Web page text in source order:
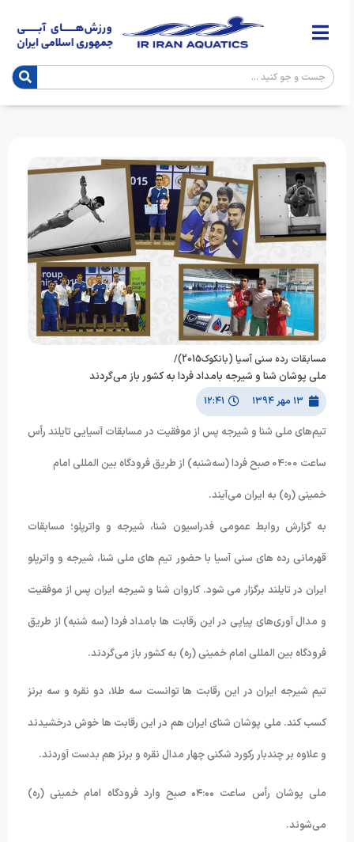
مسابقات رده سنی آسیا (بانکوک2015)/
ملی پوشان شنا و شیرجه بامداد فردا به کشور باز می‌گردند
۱۳ مهر ۱۳۹۴ ۱۲:۴۱
تیم‌های ملی شنا و شیرجه پس از موفقیت در مسابقات آسیایی تایلند رأس
ساعت 04:00 صبح فردا (سه‌شنبه) از طریق فرودگاه بین المللی امام
خمینی (ره) به ایران می‌آیند.
به گزارش روابط عمومی فدراسیون شنا، شیرجه و واترپلو؛ مسابقات
قهرمانی رده های سنی آسیا با حضور تیم های ملی شنا، شیرجه و واترپلو
ایران در تایلند برگزار می شود. کاروان شنا و شیرجه ایران پس از موفقیت
و مدال آوری‌های پیاپی در این رقابت ها بامداد فردا (سه شنبه) از طریق
فرودگاه بین المللی امام خمینی (ره) به کشور باز می‌گردند.
تیم شیرجه ایران در این رقابت ها توانست سه طلا، دو نقره و سه برنز
کسب کند. ملی پوشان شنای ایران هم در این رقابت ها خوش درخشیدند
و علاوه بر چندبار رکورد شکنی چهار مدال نقره و برنز هم بدست آوردند.
ملی پوشان رأس ساعت ۰۴:۰۰ صبح وارد فرودگاه امام خمینی (ره)
می‌شوند.